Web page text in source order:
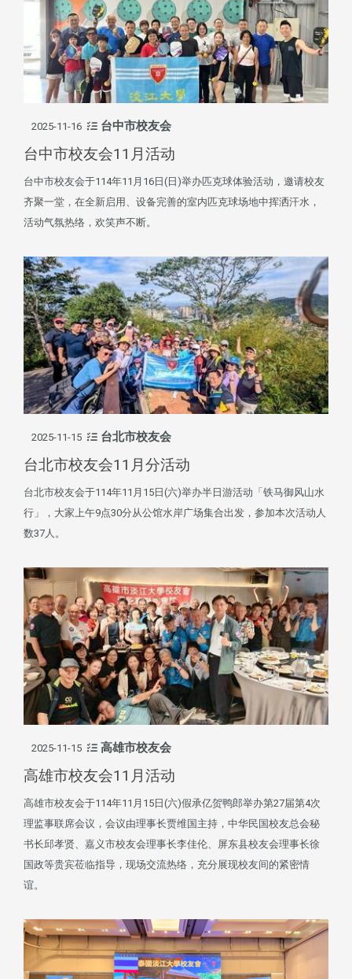
2025-11-16 台中市校友会
台中市校友会11月活动
台中市校友会于114年11月16日(日)举办匹克球体验活动，邀请校友
齐聚一堂，在全新启用、设备完善的室内匹克球场地中挥洒汗水，
活动气氛热络，欢笑声不断。
2025-11-15 台北市校友会
台北市校友会11月分活动
台北市校友会于114年11月15日(六)举办半日游活动「铁马御风山水
行」，大家上午9点30分从公馆水岸广场集合出发，参加本次活动人
数37人。
2025-11-15 高雄市校友会
高雄市校友会11月活动
高雄市校友会于114年11月15日(六)假承亿贺鸭郎举办第27届第4次
理监事联席会议，会议由理事长贾维国主持，中华民国校友总会秘
书长邱孝贤、嘉义市校友会理事长李佳伦、屏东县校友会理事长徐
国政等贵宾莅临指导，现场交流热络，充分展现校友间的紧密情
谊。